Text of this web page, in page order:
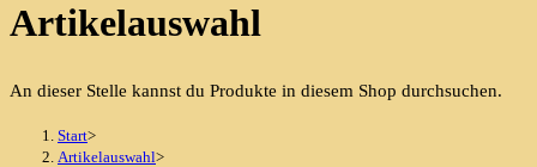
Artikelauswahl
An dieser Stelle kannst du Produkte in diesem Shop durchsuchen.
Start>
Artikelauswahl>